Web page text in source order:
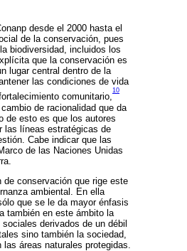
desde el 2000 hasta el
de la conservación, pues
biodiversidad, incluidos los
que la conservación es
lugar central dentro de la
las condiciones de vida
comunitario,
10
de racionalidad que da
de esto es que los autores
las líneas estratégicas de
Cabe indicar que las
de las Naciones Unidas
conservación que rige este
ambiental. En ella
que se le da mayor énfasis
también en este ámbito la
derivados de un débil
sino también la sociedad,
áreas naturales protegidas.